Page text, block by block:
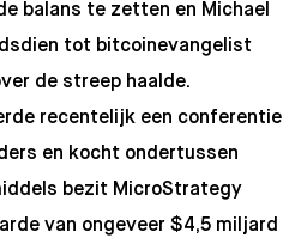
balans te zetten en Michael
tot bitcoinevangelist
de streep haalde.
recentelijk een conferentie
en kocht ondertussen
bezit MicroStrategy
van ongeveer $4,5 miljard